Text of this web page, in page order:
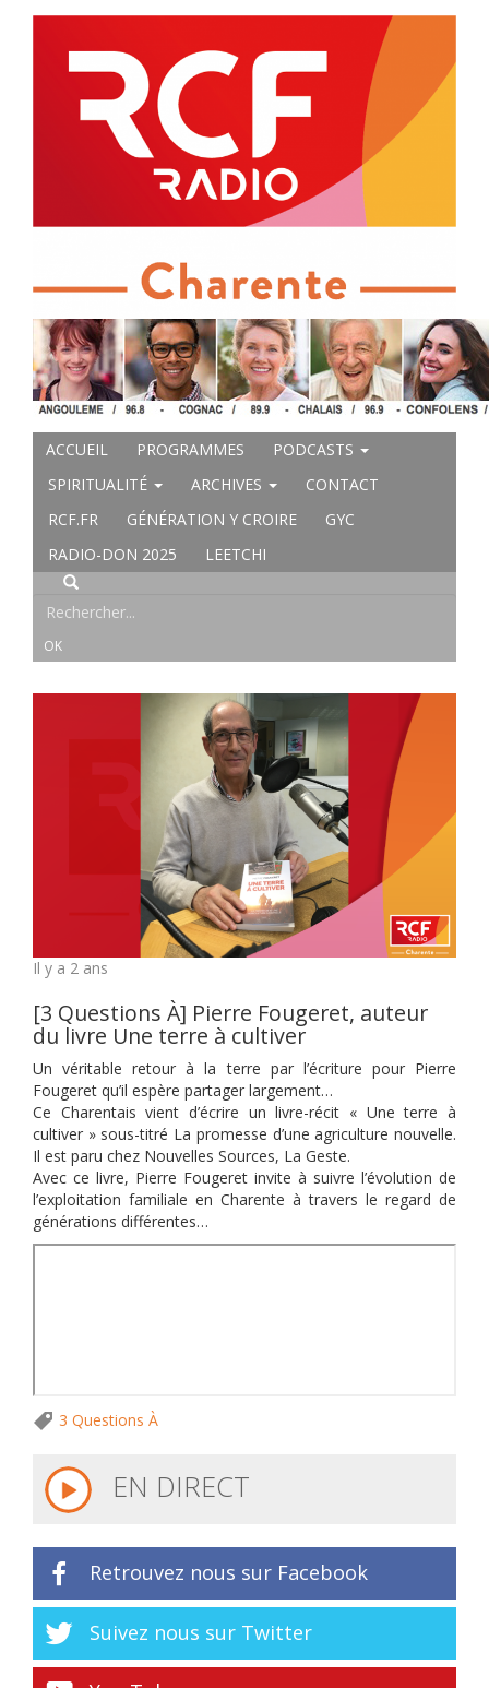
ACCUEIL PROGRAMMES
PODCASTS
SPIRITUALITÉ
ARCHIVES
CONTACT
RCF.FR
GÉNÉRATION Y CROIRE
GYC
RADIO-DON 2025
LEETCHI
Il y a 2 ans
[3 Questions À] Pierre Fougeret, auteur
du livre Une terre à cultiver
Un véritable retour à la terre par l’écriture pour Pierre
Fougeret qu’il espère partager largement…
Ce Charentais vient d’écrire un livre-récit « Une terre à
cultiver » sous-titré La promesse d’une agriculture nouvelle.
Il est paru chez Nouvelles Sources, La Geste.
Avec ce livre, Pierre Fougeret invite à suivre l’évolution de
l’exploitation familiale en Charente à travers le regard de
générations différentes…
3 Questions À
EN DIRECT
Retrouvez nous sur Facebook
Suivez nous sur Twitter